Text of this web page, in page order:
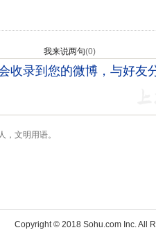
我来说两句(0)
文明用语。
Copyright © 2018 Sohu.com Inc. All